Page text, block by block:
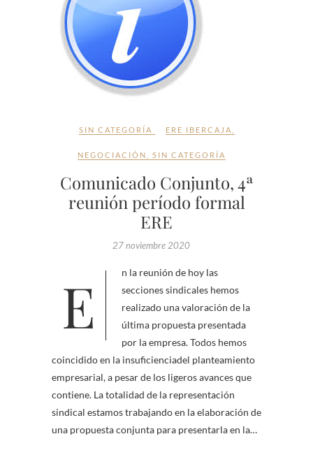
SIN CATEGORÍA ERE IBERCAJA
NEGOCIACIÓN SIN CATEGORÍA
Comunicado Conjunto, 4ª
reunión período formal
ERE
27 noviembre 2020
En la reunión de hoy las
secciones sindicales hemos
realizado una valoración de la
última propuesta presentada
por la empresa. Todos hemos
coincidido en la insuficienciadel planteamiento
empresarial, a pesar de los ligeros avances que
contiene. La totalidad de la representación
sindical estamos trabajando en la elaboración de
una propuesta conjunta para presentarla en la…